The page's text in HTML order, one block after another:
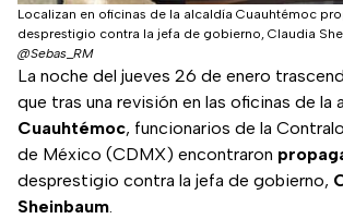
Localizan en oficinas de la alcaldía Cuauhtémoc
desprestigio contra la jefa de gobierno, Claudia
@Sebas_RM
La noche del jueves 26 de enero
que tras una revisión en las oficinas de la
Cuauhtémoc, funcionarios de la
de México (CDMX) encontraron
desprestigio contra la jefa de gobierno,
Sheinbaum.